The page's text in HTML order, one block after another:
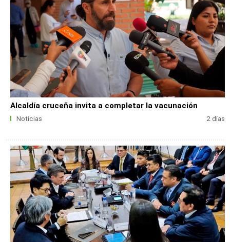
Alcaldía cruceña invita a completar la vacunación
Noticias 2 días